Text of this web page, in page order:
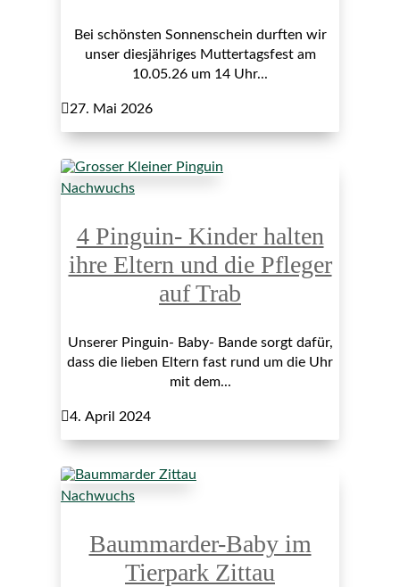
Bei schönsten Sonnenschein durften wir
unser diesjähriges Muttertagsfest am
10.05.26 um 14 Uhr...
27. Mai 2026
Nachwuchs
4 Pinguin- Kinder halten
ihre Eltern und die Pfleger
auf Trab
Unserer Pinguin- Baby- Bande sorgt dafür,
dass die lieben Eltern fast rund um die Uhr
mit dem...
4. April 2024
Nachwuchs
Baummarder-Baby im
Tierpark Zittau